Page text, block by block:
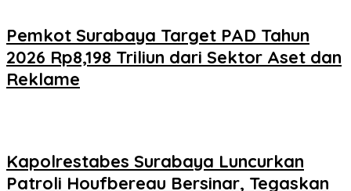
Pemkot Surabaya Target PAD Tahun
2026 Rp8,198 Triliun dari Sektor Aset dan
Reklame
Kapolrestabes Surabaya Luncurkan
Patroli Houfbereau Bersinar, Tegaskan